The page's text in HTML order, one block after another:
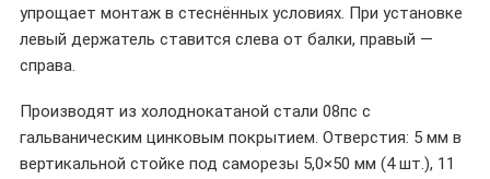
упрощает монтаж в стеснённых условиях. При установке
левый держатель ставится слева от балки, правый —
справа.
Производят из холоднокатаной стали 08пс с
гальваническим цинковым покрытием. Отверстия: 5 мм в
вертикальной стойке под саморезы 5,0×50 мм (4 шт.), 11